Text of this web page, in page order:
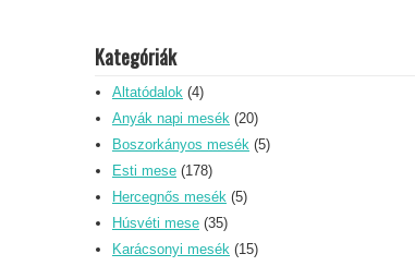
Kategóriák
Altatódalok (4)
Anyák napi mesék (20)
Boszorkányos mesék (5)
Esti mese (178)
Hercegnős mesék (5)
Húsvéti mese (35)
Karácsonyi mesék (15)